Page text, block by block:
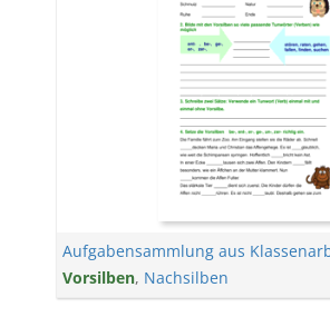
Aufgabensammlung aus
Vorsilben, Nachsilben